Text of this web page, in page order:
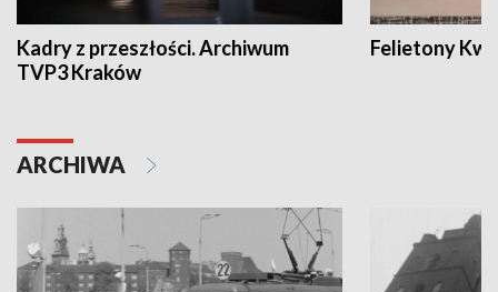
Kadry z przeszłości. Archiwum
TVP3 Kraków
Felietony
ARCHIWA